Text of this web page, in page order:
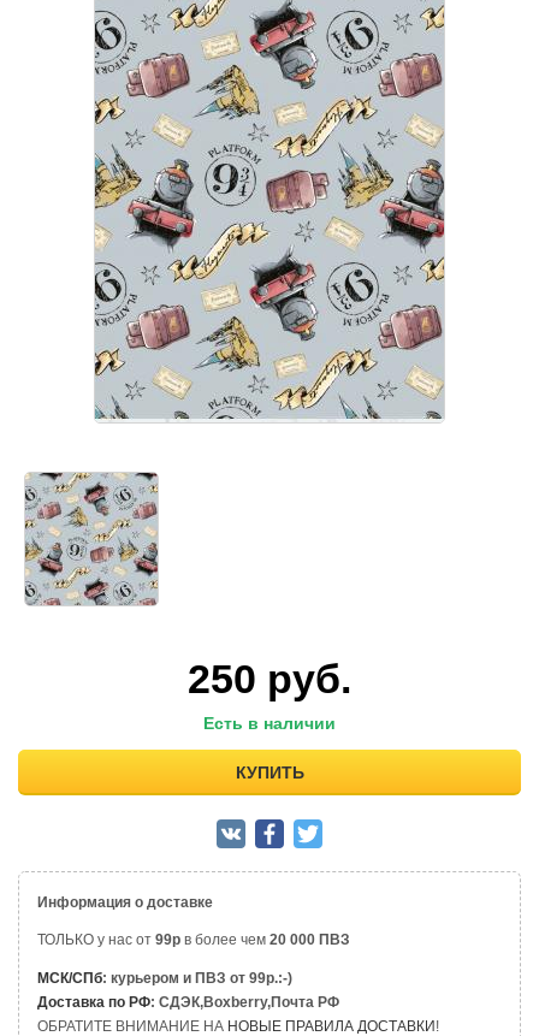
250 руб.
Есть в наличии
КУПИТЬ
Информация о доставке
ТОЛЬКО у нас от 99р в более чем 20 000 ПВЗ
МСК/СПб: курьером и ПВЗ от 99р.:-)
Доставка по РФ: СДЭК,Boxberry,Почта РФ
ОБРАТИТЕ ВНИМАНИЕ НА НОВЫЕ ПРАВИЛА ДОСТАВКИ!